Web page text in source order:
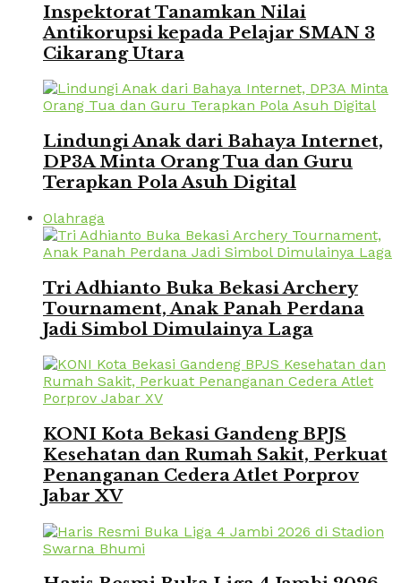
Inspektorat Tanamkan Nilai
Antikorupsi kepada Pelajar SMAN 3
Cikarang Utara
Lindungi Anak dari Bahaya Internet,
DP3A Minta Orang Tua dan Guru
Terapkan Pola Asuh Digital
Olahraga
Tri Adhianto Buka Bekasi Archery
Tournament, Anak Panah Perdana
Jadi Simbol Dimulainya Laga
KONI Kota Bekasi Gandeng BPJS
Kesehatan dan Rumah Sakit, Perkuat
Penanganan Cedera Atlet Porprov
Jabar XV